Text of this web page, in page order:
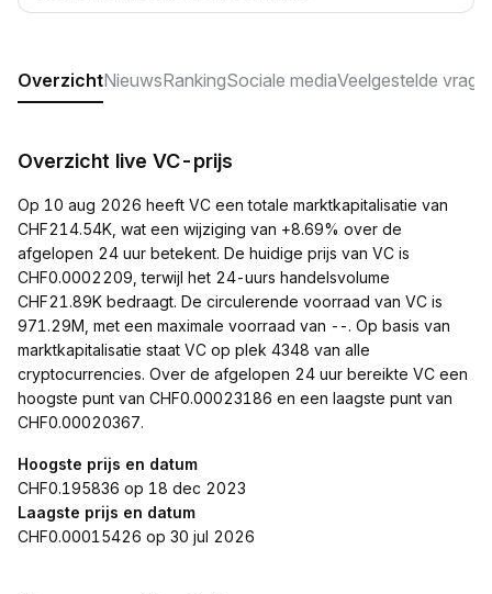
OverzichtNieuwsRankingSociale mediaVeelgestelde
Overzicht live VC-prijs
Op 10 aug 2026 heeft VC een totale marktkapitalisatie van
CHF214.54K, wat een wijziging van +8.69% over de
afgelopen 24 uur betekent. De huidige prijs van VC is
CHF0.0002209, terwijl het 24-uurs handelsvolume
CHF21.89K bedraagt. De circulerende voorraad van VC is
971.29M, met een maximale voorraad van --. Op basis van
marktkapitalisatie staat VC op plek 4348 van alle
cryptocurrencies. Over de afgelopen 24 uur bereikte VC een
hoogste punt van CHF0.00023186 en een laagste punt van
CHF0.00020367.
Hoogste prijs en datum
CHF0.195836 op 18 dec 2023
Laagste prijs en datum
CHF0.00015426 op 30 jul 2026